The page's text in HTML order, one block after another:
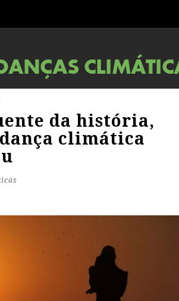
da história,
climática